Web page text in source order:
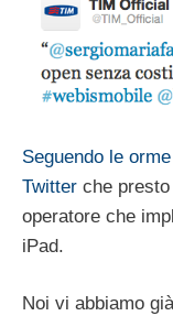
Seguendo le
Twitter che
operatore che
iPad.
Noi vi abbiamo